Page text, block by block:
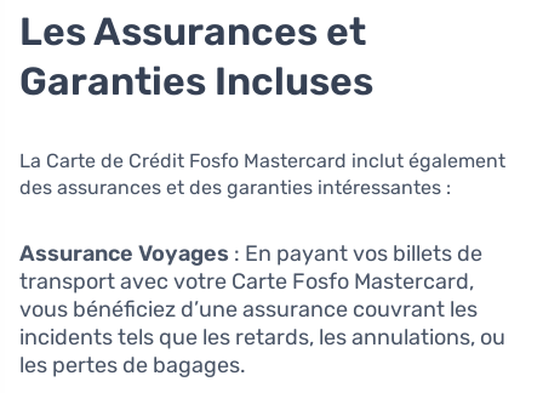
Les Assurances et
Garanties Incluses
La Carte de Crédit Fosfo Mastercard inclut également
des assurances et des garanties intéressantes :
Assurance Voyages : En payant vos billets de
transport avec votre Carte Fosfo Mastercard,
vous bénéficiez d’une assurance couvrant les
incidents tels que les retards, les annulations, ou
les pertes de bagages.